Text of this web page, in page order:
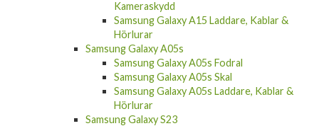
Kameraskydd
Samsung Galaxy A15 Laddare, Kablar &
Hörlurar
Samsung Galaxy A05s
Samsung Galaxy A05s Fodral
Samsung Galaxy A05s Skal
Samsung Galaxy A05s Laddare, Kablar &
Hörlurar
Samsung Galaxy S23